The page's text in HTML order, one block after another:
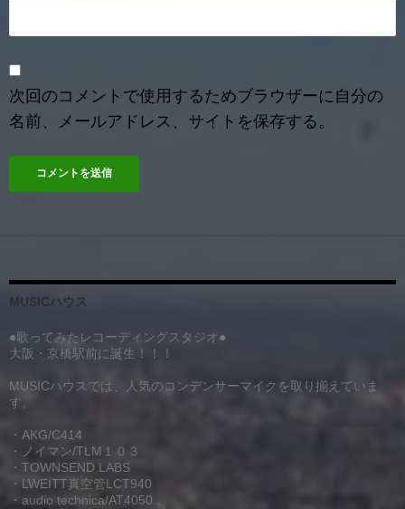
次回のコメントで使用するためブラウザーに自分の
名前、メールアドレス、サイトを保存する。
MUSICハウス
●歌ってみたレコーディングスタジオ●
大阪・京橋駅前に誕生！！！
MUSICハウスでは、人気のコンデンサーマイクを取り揃えていま
す。
・AKG/C414
・ノイマン/TLM１０３
・TOWNSEND LABS
・LWEITT真空管LCT940
・audio technica/AT4050.。